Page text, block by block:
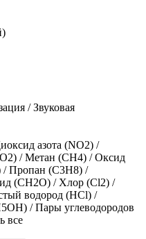
/ Звуковая
азота (NO2) /
/Метан (CH4) /Оксид
/Пропан (C3H8) /
(CH2O) / Хлор (Cl2) /
водород (HCl) /
/Пары углеводородов
все